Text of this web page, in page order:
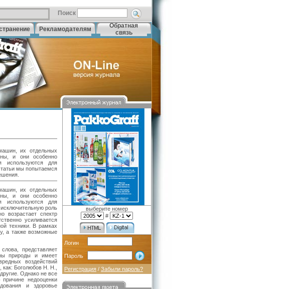
Поиск
Рекламодателям
Обратная
связь
их отдельных
и они особенно
используются для
мы попытаемся
их отдельных
и они особенно
используются для
роль
возрастает спектр
усиливается
техники. В рамках
а также возможные
представляет
природы и имеет
воздействий
Боголюбов Н. Н.,
Однако не все
недооценки
и здоровье
выберите номер
#
Логин
Пароль
Регистрация / Забыли пароль?